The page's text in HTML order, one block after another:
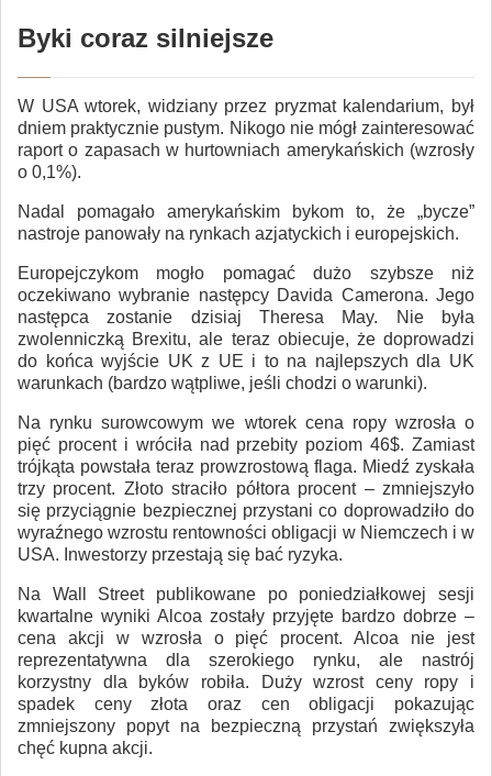
Byki coraz silniejsze
W USA wtorek, widziany przez pryzmat kalendarium, był
dniem praktycznie pustym. Nikogo nie mógł zainteresować
raport o zapasach w hurtowniach amerykańskich (wzrosły
o 0,1%).
Nadal pomagało amerykańskim bykom to, że „bycze”
nastroje panowały na rynkach azjatyckich i europejskich.
Europejczykom mogło pomagać dużo szybsze niż
oczekiwano wybranie następcy Davida Camerona. Jego
następca zostanie dzisiaj Theresa May. Nie była
zwolenniczką Brexitu, ale teraz obiecuje, że doprowadzi
do końca wyjście UK z UE i to na najlepszych dla UK
warunkach (bardzo wątpliwe, jeśli chodzi o warunki).
Na rynku surowcowym we wtorek cena ropy wzrosła o
pięć procent i wróciła nad przebity poziom 46$. Zamiast
trójkąta powstała teraz prowzrostową flaga. Miedź zyskała
trzy procent. Złoto straciło półtora procent – zmniejszyło
się przyciągnie bezpiecznej przystani co doprowadziło do
wyraźnego wzrostu rentowności obligacji w Niemczech i w
USA. Inwestorzy przestają się bać ryzyka.
Na Wall Street publikowane po poniedziałkowej sesji
kwartalne wyniki Alcoa zostały przyjęte bardzo dobrze –
cena akcji w wzrosła o pięć procent. Alcoa nie jest
reprezentatywna dla szerokiego rynku, ale nastrój
korzystny dla byków robiła. Duży wzrost ceny ropy i
spadek ceny złota oraz cen obligacji pokazując
zmniejszony popyt na bezpieczną przystań zwiększyła
chęć kupna akcji.